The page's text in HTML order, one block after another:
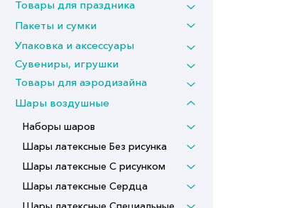
Товары для праздника
Пакеты и сумки
Упаковка и аксессуары
Сувениры, игрушки
Товары для аэродизайна
Шары воздушные
Наборы шаров
Шары латексные Без рисунка
Шары латексные С рисунком
Шары латексные Сердца